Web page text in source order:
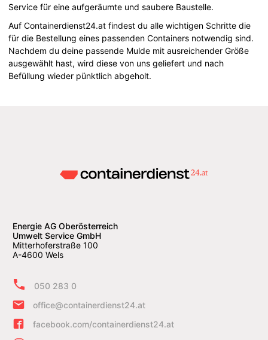
Service für eine aufgeräumte und saubere Baustelle.
Auf Containerdienst24.at findest du alle wichtigen Schritte die
für die Bestellung eines passenden Containers notwendig sind.
Nachdem du deine passende Mulde mit ausreichender Größe
ausgewählt hast, wird diese von uns geliefert und nach
Befüllung wieder pünktlich abgeholt.
Energie AG Oberösterreich
Umwelt Service GmbH
Mitterhoferstraße 100
A-4600 Wels
050 283 0
office@containerdienst24.at
facebook.com/containerdienst24.at